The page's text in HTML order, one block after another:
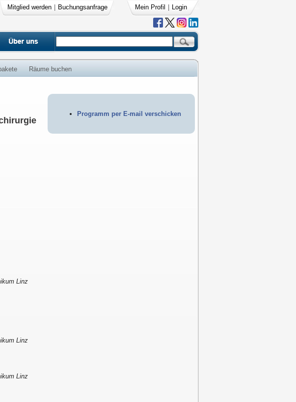
Mitglied werden Buchungsanfrage Mein Profil Login
Räume buchen
Programm per E-mail verschicken
Linz
Linz
Linz